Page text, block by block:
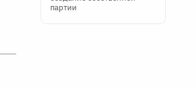
партии